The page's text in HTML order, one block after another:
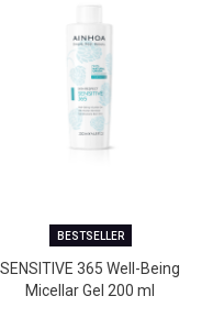
BESTSELLER
SENSITIVE 365 Well-Being
Micellar Gel 200 ml